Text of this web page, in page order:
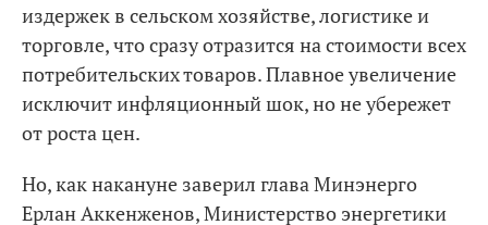
издержек в сельском хозяйстве, логистике и
торговле, что сразу отразится на стоимости всех
потребительских товаров. Плавное увеличение
исключит инфляционный шок, но не убережет
от роста цен.
Но, как накануне заверил глава Минэнерго
Ерлан Аккенженов, Министерство энергетики